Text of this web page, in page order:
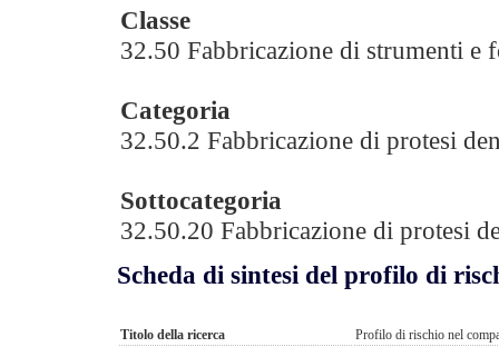
Classe
32.50 Fabbricazione di strumenti e
Categoria
32.50.2 Fabbricazione di protesi
Sottocategoria
32.50.20 Fabbricazione di protesi
Scheda di sintesi del profilo di
Titolo della ricerca
Profilo di rischio nel